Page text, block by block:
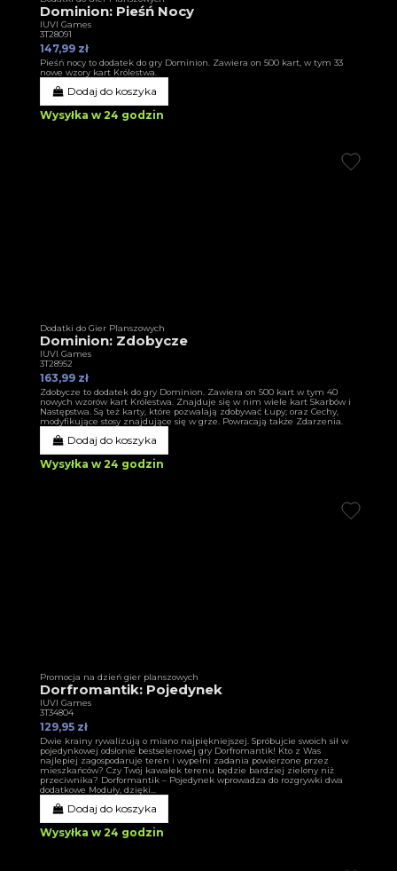
Dominion: Pieśń Nocy
IUVI Games
3T28091
147,99 zł
Pieśń nocy to dodatek do gry Dominion. Zawiera on 500 kart, w tym 33
nowe wzory kart Królestwa.
Dodaj do koszyka
Wysyłka w 24 godzin
Dodatki do Gier Planszowych
Dominion: Zdobycze
IUVI Games
3T28952
163,99 zł
Zdobycze to dodatek do gry Dominion. Zawiera on 500 kart w tym 40
nowych wzorów kart Królestwa. Znajduje się w nim wiele kart Skarbów i
Następstwa. Są też karty, które pozwalają zdobywać Łupy; oraz Cechy,
modyfikujące stosy znajdujące się w grze. Powracają także Zdarzenia.
Dodaj do koszyka
Wysyłka w 24 godzin
Promocja na dzień gier planszowych
Dorfromantik: Pojedynek
IUVI Games
3T34804
129,95 zł
Dwie krainy rywalizują o miano najpiękniejszej. Spróbujcie swoich sił w
pojedynkowej odsłonie bestselerowej gry Dorfromantik! Kto z Was
najlepiej zagospodaruje teren i wypełni zadania powierzone przez
mieszkańców? Czy Twój kawałek terenu będzie bardziej zielony niż
przeciwnika? Dorformantik – Pojedynek wprowadza do rozgrywki dwa
dodatkowe Moduły, dzięki...
Dodaj do koszyka
Wysyłka w 24 godzin